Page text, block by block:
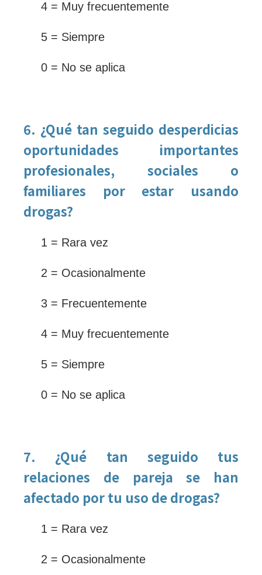
4 = Muy frecuentemente
5 = Siempre
0 = No se aplica
6. ¿Qué tan seguido desperdicias
oportunidades importantes
profesionales, sociales o
familiares por estar usando
drogas?
1 = Rara vez
2 = Ocasionalmente
3 = Frecuentemente
4 = Muy frecuentemente
5 = Siempre
0 = No se aplica
7. ¿Qué tan seguido tus
relaciones de pareja se han
afectado por tu uso de drogas?
1 = Rara vez
2 = Ocasionalmente